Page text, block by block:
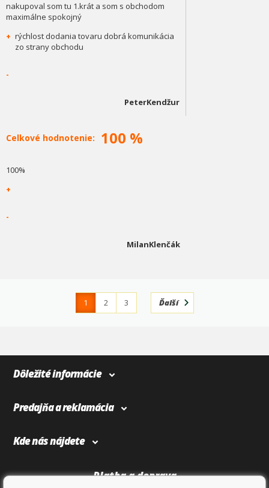
nakupoval som tu 1.krát a som s obchodom
maximálne spokojný
+ rýchlost dodania tovaru dobrá komunikácia
zo strany obchodu
-
PeterKendžur
Celkové hodnotenie: 100 %
100%
+
-
MilanKlenčák
1 2
3
Ďalší
Dôležité informácie
Predajňa a reklamácia
Kde nás nájdete
Platba a doprava